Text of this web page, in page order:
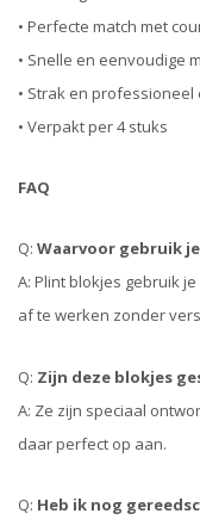
• Perfecte match met
• Snelle en eenvoudige
• Strak en
• Verpakt per 4 stuks
FAQ
Q: Waarvoor gebruik
A: Plint blokjes gebruik
af te werken zonder
Q: Zijn deze blokjes
A: Ze zijn speciaal
daar perfect op aan.
Q: Heb ik nog